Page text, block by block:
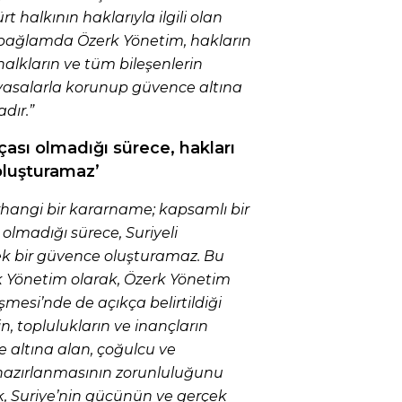
halkının haklarıyla ilgili olan
Özerk Yönetim, hakların
ve tüm bileşenlerin
korunup güvence altına
olmadığı sürece, hakları
bir kararname; kapsamlı bir
sürece, Suriyeli
bir güvence oluşturamaz. Bu
olarak, Özerk Yönetim
de açıkça belirtildiği
toplulukların ve inançların
altına alan, çoğulcu ve
zorunluluğunu
Suriye’nin gücünün ve gerçek